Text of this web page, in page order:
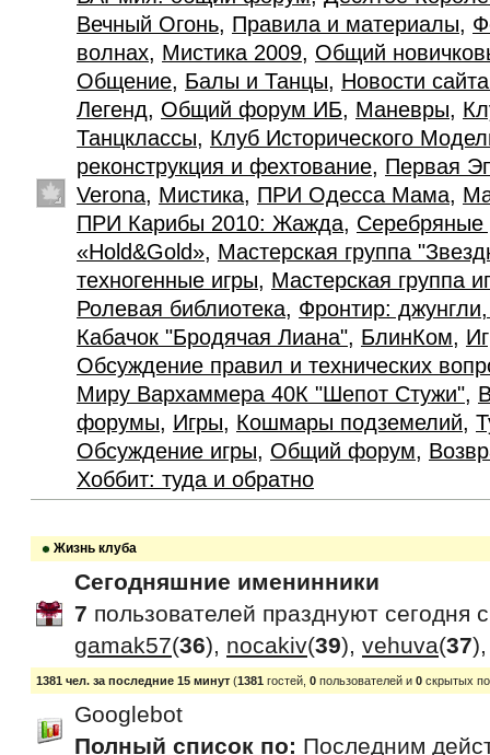
Вечный Огонь, Правила и материалы,
волнах, Мистика 2009, Общий
Общение, Балы и Танцы, Новости
Легенд, Общий форум ИБ, Маневры,
Танцклассы, Клуб Исторического
реконструкция и фехтование, Первая
Verona, Мистика, ПРИ Одесса Мама,
ПРИ Карибы 2010: Жажда, Серебряные
«Hold&Gold», Мастерская группа
техногенные игры, Мастерская группа
Ролевая библиотека, Фронтир:
Кабачок "Бродячая Лиана", БлинКом,
Обсуждение правил и технических
Миру Вархаммера 40К "Шепот Стужи",
форумы, Игры, Кошмары подземелий,
Обсуждение игры, Общий форум,
Хоббит: туда и обратно
Жизнь клуба
Сегодняшние именинники
7 пользователей празднуют сегодня
gamak57(36), nocakiv(39), vehuva(37
1381 чел. за последние 15 минут (1381 гостей, 0 пользователей и 0 скрытых
Googlebot
Полный список по: Последним